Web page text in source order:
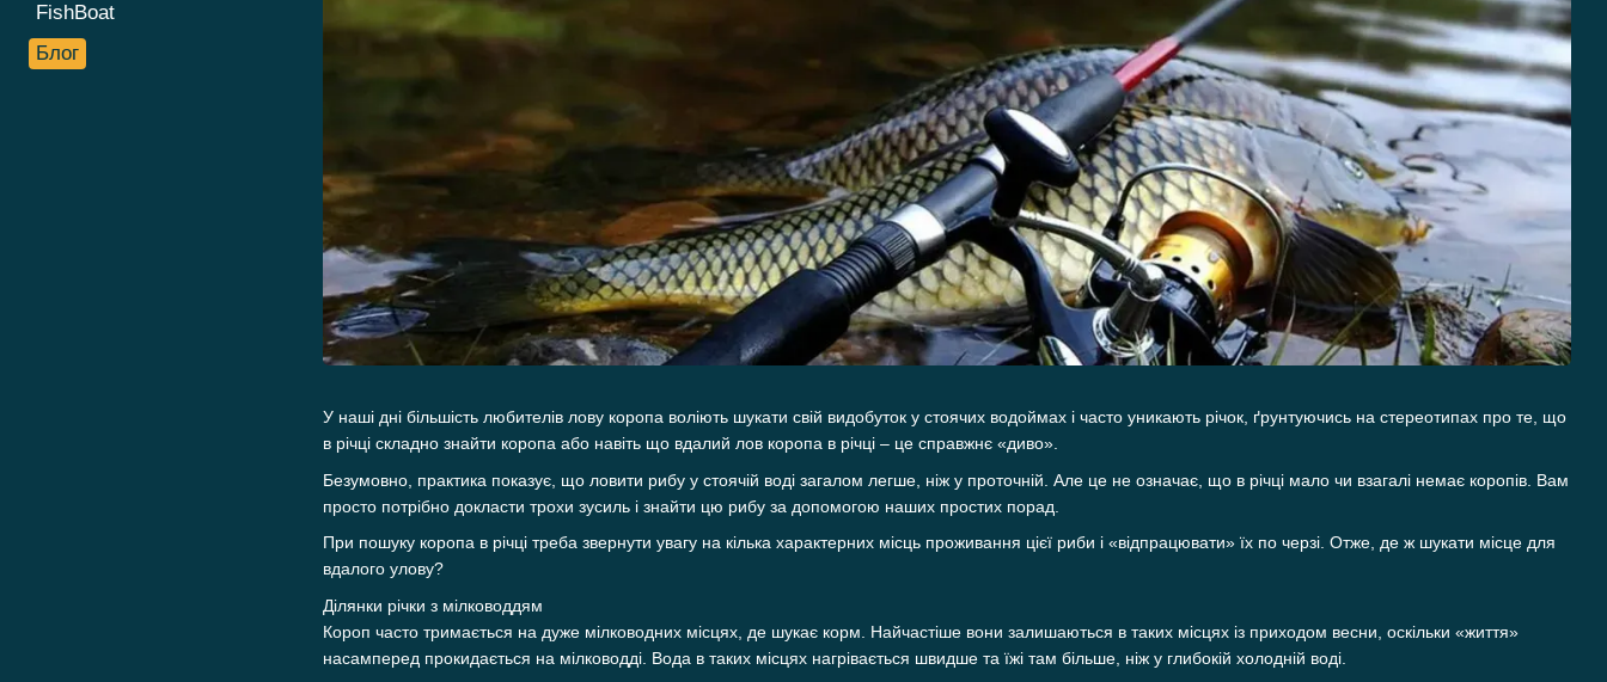
У наші дні більшість любителів лову коропа воліють шукати свій видобуток у стоячих водоймах і часто уникають річок, ґрунтуючись на стереотипах про те, що
в річці складно знайти коропа або навіть що вдалий лов коропа в річці – це справжнє «диво».
Безумовно, практика показує, що ловити рибу у стоячій воді загалом легше, ніж у проточній. Але це не означає, що в річці мало чи взагалі немає коропів. Вам
просто потрібно докласти трохи зусиль і знайти цю рибу за допомогою наших простих порад.
При пошуку коропа в річці треба звернути увагу на кілька характерних місць проживання цієї риби і «відпрацювати» їх по черзі. Отже, де ж шукати місце для
вдалого улову?
Ділянки річки з мілководдям
Короп часто тримається на дуже мілководних місцях, де шукає корм. Найчастіше вони залишаються в таких місцях із приходом весни, оскільки «життя»
насамперед прокидається на мілководді. Вода в таких місцях нагрівається швидше та їжі там більше, ніж у глибокій холодній воді.
FishBoat
Блог